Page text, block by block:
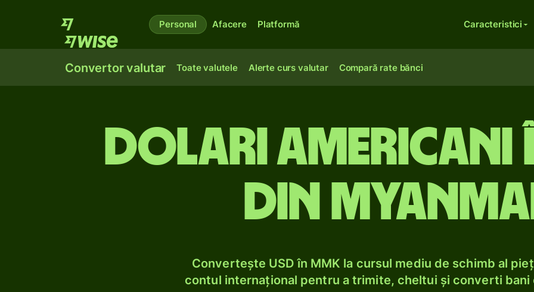
Personal Afacere Platformă Caracteristici
Convertor valutar Toate valutele Alerte curs valutar Compară rate bănci
Dolari americani
din
Convertește USD în MMK la cursul mediu de schimb al
contul internațional pentru a trimite, cheltui și converti bani